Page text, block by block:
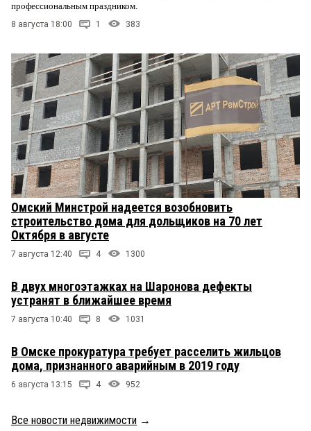
профессиональным праздником.
8 августа 18:00 1 383
Омский Минстрой надеется возобновить
строительство дома для дольщиков на 70 лет
Октября в августе
7 августа 12:40 4 1300
В двух многоэтажках на Шаронова дефекты
устранят в ближайшее время
7 августа 10:40 8 1031
В Омске прокуратура требует расселить жильцов
дома, признанного аварийным в 2019 году
6 августа 13:15 4 952
Все новости недвижимости →